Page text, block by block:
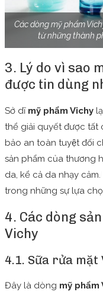
Các dòng mỹ phẩm
từ những thành
3. Lý do vì sao
được tin dùng
Sở dĩ mỹ phẩm Vichy
thể giải quyết được tất
bảo an toàn tuyệt đối
sản phẩm của thương
da, kể cả da nhạy
trong những sự lựa
4. Các dòng
Vichy
4.1. Sữa rửa mặt
Đây là dòng mỹ phẩm